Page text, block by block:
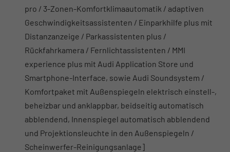
pro / 3-Zonen-Komfortklimaautomatik / adaptiven
Geschwindigkeitsassistenten / Einparkhilfe plus mit
Distanzanzeige / Parkassistenten plus /
Rückfahrkamera / Fernlichtassistenten / MMI
experience plus mit Audi Application Store und
Smartphone-Interface, sowie Audi Soundsystem /
Komfortpaket mit Außenspiegeln elektrisch einstell-,
beheizbar und anklappbar, beidseitig automatisch
abblendend, Innenspiegel automatisch abblendend
und Projektionsleuchte in den Außenspiegeln /
Scheinwerfer-Reinigungsanlage]